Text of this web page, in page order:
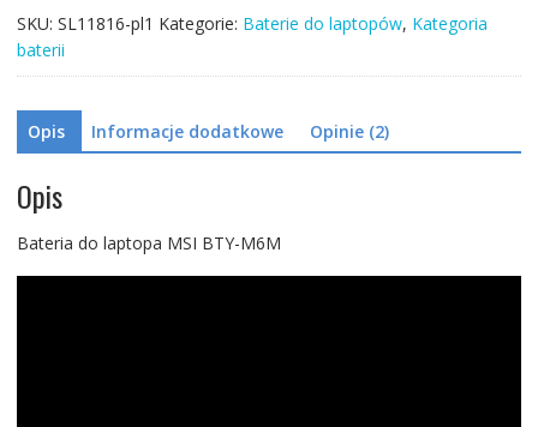
SKU: SL11816-pl1 Kategorie: Baterie do laptopów, Kategoria
baterii
Opis Informacje dodatkowe Opinie (2)
Opis
Bateria do laptopa MSI BTY-M6M